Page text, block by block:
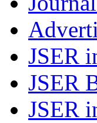
JSER
JSER
JSER